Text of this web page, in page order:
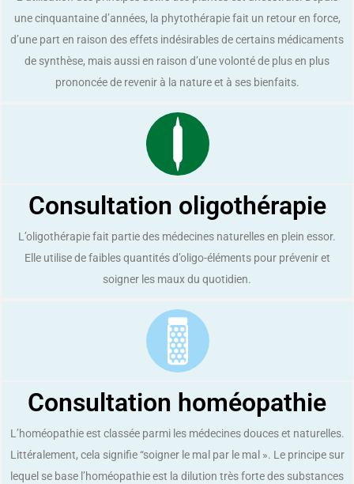
une cinquantaine d’années, la phytothérapie fait un retour en force,
d’une part en raison des effets indésirables de certains médicaments
de synthèse, mais aussi en raison d’une volonté de plus en plus
prononcée de revenir à la nature et à ses bienfaits.
Consultation oligothérapie
L’oligothérapie fait partie des médecines naturelles en plein essor.
Elle utilise de faibles quantités d’oligo-éléments pour prévenir et
soigner les maux du quotidien.
Consultation homéopathie
L’homéopathie est classée parmi les médecines douces et naturelles.
Littéralement, cela signifie “soigner le mal par le mal ». Le principe sur
lequel se base l’homéopathie est la dilution très forte des substances